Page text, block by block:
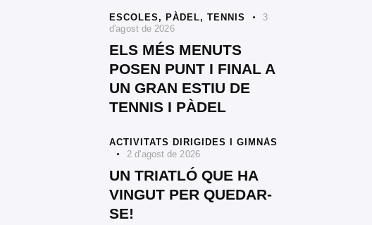
ESCOLES, PÀDEL,TENNIS
3
d'agost de 2026
ELS MÉS MENUTS
POSEN PUNT I FINAL A
UN GRAN ESTIU DE
TENNIS I PÀDEL
ACTIVITATS DIRIGIDES I GIMNÀS
2 d'agost de 2026
UN TRIATLÓ QUE HA
VINGUT PER QUEDAR-
SE!